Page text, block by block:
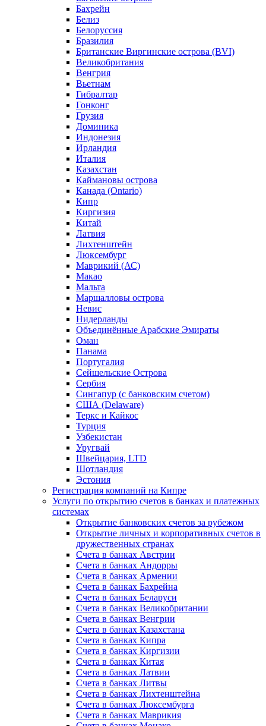
Бахрейн
Белиз
Белоруссия
Бразилия
Британские Виргинские острова (BVI)
Великобритания
Венгрия
Вьетнам
Гибралтар
Гонконг
Грузия
Доминика
Индонезия
Ирландия
Италия
Казахстан
Каймановы острова
Канада (Ontario)
Кипр
Киргизия
Китай
Латвия
Лихтенштейн
Люксембург
Маврикий (АС)
Макао
Мальта
Маршалловы острова
Нeвис
Нидерланды
Объединённые Арабские Эмираты
Оман
Панама
Португалия
Сейшельские Острова
Сербия
Сингапур (c банковским счетом)
США (Delaware)
Теркс и Кайкос
Турция
Узбекистан
Уругвай
Швейцария, LTD
Шотландия
Эстония
Регистрация компаний на Кипре
Услуги по открытию счетов в банках и платежных
системах
Открытие банковских счетов за рубежом
Открытие личных и корпоративных счетов в
дружественных странах
Счета в банках Австрии
Счета в банках Андорры
Счета в банках Армении
Счета в банках Бахрейна
Счета в банках Беларуси
Счета в банках Великобритании
Счета в банках Венгрии
Счета в банках Казахстана
Счета в банках Кипра
Счета в банках Киргизии
Счета в банках Китая
Счета в банках Латвии
Счета в банках Литвы
Счета в банках Лихтенштейна
Счета в банках Люксембурга
Счета в банках Маврикия